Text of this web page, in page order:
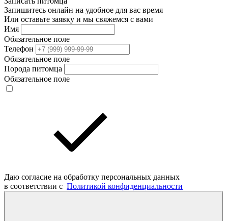
Запишитесь онлайн на удобное для вас время
Или оставьте заявку и мы свяжемся с вами
Имя
Обязательное поле
Телефон
Обязательное поле
Порода питомца
Обязательное поле
Даю согласие на обработку персональных данных
в соответствии с Политикой конфиденциальности